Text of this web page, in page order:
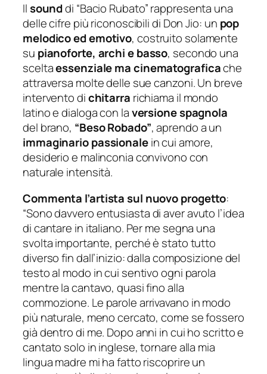
Ilsounddi “Bacio Rubato” rappresenta una
delle cifre più riconoscibili di Don Jio: un pop
melodico ed emotivo, costruito solamente
su pianoforte, archie basso, secondo una
sceltaessenziale ma cinematograficache
attraversa molte delle sue canzoni. Un breve
intervento dichitarra richiama il mondo
latino e dialoga con laversione spagnola
del brano, “Beso Robado”, aprendo a un
immaginario passionalein cui amore,
desiderio e malinconia convivono con
naturale intensità.
Commenta l’artista sul nuovo progetto:
“Sono davvero entusiasta di aver avuto l’idea
di cantare in italiano. Per me segna una
svolta importante, perché è stato tutto
diverso fin dall’inizio: dalla composizione del
testo al modo in cui sentivo ogni parola
mentre la cantavo, quasi fino alla
commozione. Le parole arrivavano in modo
più naturale, meno cercato, come se fossero
già dentro di me. Dopo anni in cui ho scritto e
cantato solo in inglese, tornare alla mia
lingua madre mi ha fatto riscoprire un